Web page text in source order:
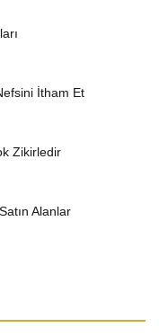
İtham Et
Zikirledir
Alanlar